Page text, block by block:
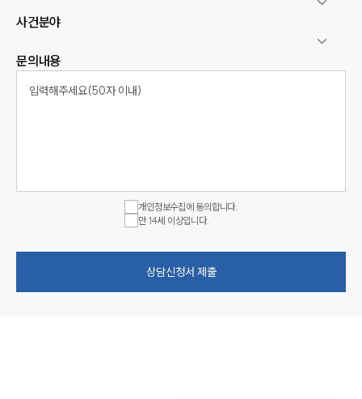
사건분야
문의내용
개인정보수집에 동의합니다.
만 14세 이상입니다.
상담신청서 제출